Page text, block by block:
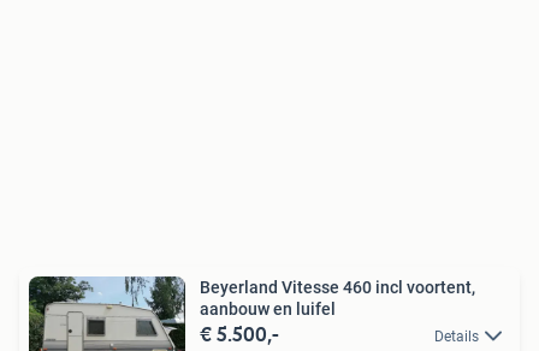
Beyerland Vitesse 460 incl voortent,
aanbouw en luifel
€ 5.500,- Details